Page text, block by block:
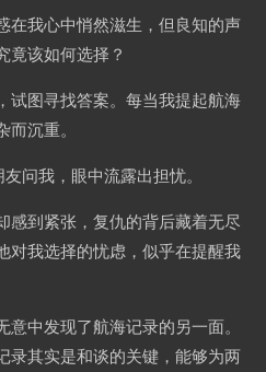
在我心中悄然滋生，但良知的声
竟该如何选择？
试图寻找答案。每当我提起航海
沉重。
问我，眼中流露出担忧。
感到紧张，复仇的背后藏着无尽
对我选择的忧虑，似乎在提醒我
中发现了航海记录的另一面。
录其实是和谈的关键，能够为两